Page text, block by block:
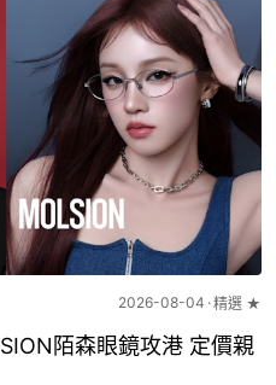
2026-08-04 精選 ★
陌森眼鏡攻港 定價親